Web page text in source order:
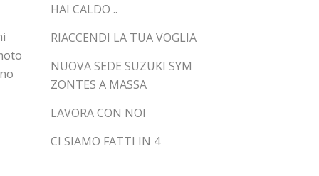
HAI CALDO ..
RIACCENDI LA TUA VOGLIA
NUOVA SEDE SUZUKI SYM
ZONTES A MASSA
LAVORA CON NOI
CI SIAMO FATTI IN 4